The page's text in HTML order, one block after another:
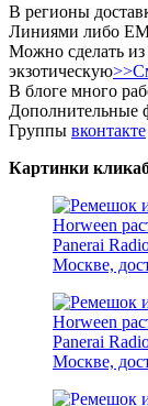
В регионы
Линиями либо
Можно сделать
экзотическую
В блоге много
Дополнительные
Группы вконтакте
Картинки